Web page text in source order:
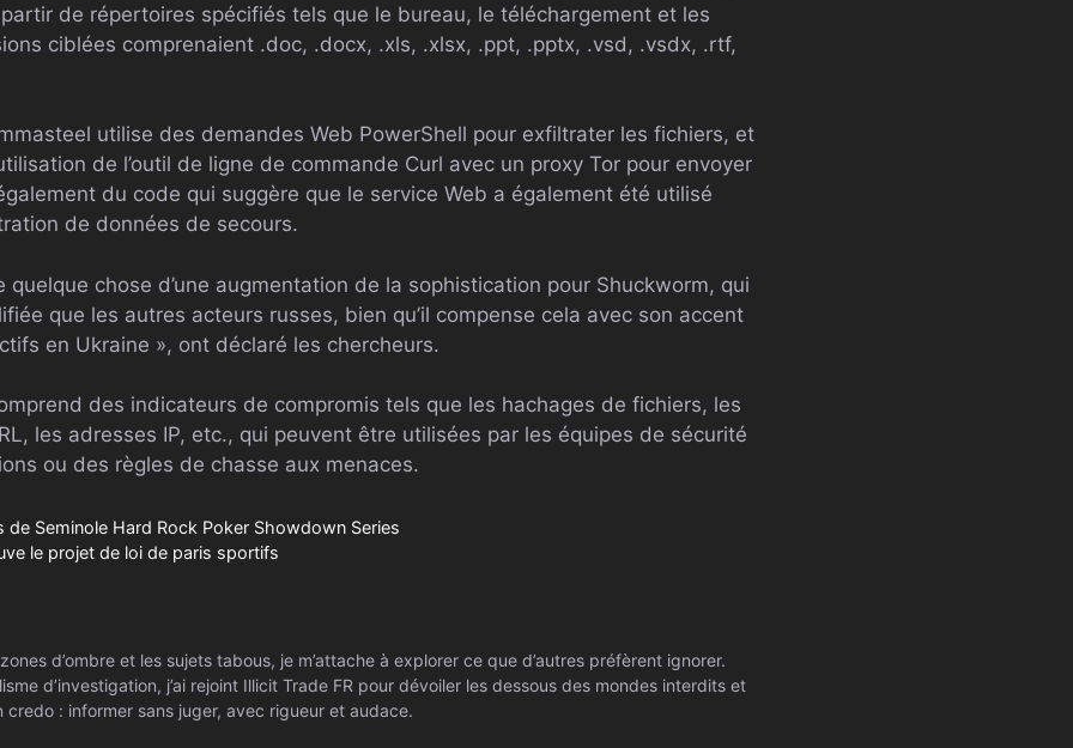
de répertoires spécifiés tels que le bureau, le téléchargement et les
ciblées comprenaient .doc, .docx, .xls, .xlsx, .ppt, .pptx, .vsd, .vsdx, .rtf,
utilise des demandes Web PowerShell pour exfiltrater les fichiers, et
de l’outil de ligne de commande Curl avec un proxy Tor pour envoyer
du code qui suggère que le service Web a également été utilisé
de données de secours.
chose d’une augmentation de la sophistication pour Shuckworm, qui
que les autres acteurs russes, bien qu’il compense cela avec son accent
en Ukraine », ont déclaré les chercheurs.
des indicateurs de compromis tels que les hachages de fichiers, les
les adresses IP, etc., qui peuvent être utilisées par les équipes de sécurité
ou des règles de chasse aux menaces.
de Seminole Hard Rock Poker Showdown Series
le projet de loi de paris sportifs
d’ombre et les sujets tabous, je m’attache à explorer ce que d’autres préfèrent ignorer.
d’investigation, j’ai rejoint Illicit Trade FR pour dévoiler les dessous des mondes interdits et
credo : informer sans juger, avec rigueur et audace.